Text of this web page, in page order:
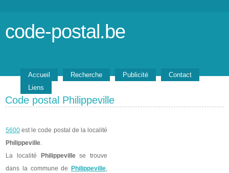
code-postal.be
Accueil Recherche Publicité
Contact
Liens
Code postal Philippeville
5600 est le code postal de la localité
Philippeville.
La localité
Philippevillese trouve
dans la commune de
Philippeville,